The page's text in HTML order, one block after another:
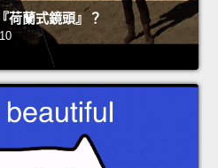
荷蘭式鏡頭』？